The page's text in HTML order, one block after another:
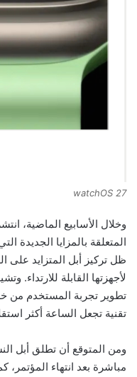
watchOS 27
وخلال الأسابيع الماضية،
المتعلقة بالمزايا الجديدة
ظل تركيز أبل المتزايد على
لأجهزتها القابلة للارتداء.
تطوير تجربة المستخدم من
تقنية تجعل الساعة أكثر
ومن المتوقع أن تطلق أبل
مباشرة بعد انتهاء